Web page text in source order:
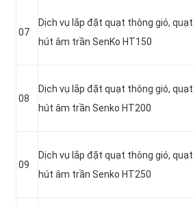
07
Dịch vụ lắp đặt quạt thông gió, quạt
hút âm trần SenKo HT150
08
Dịch vụ lắp đặt quạt thông gió, quạt
hút âm trần Senko HT200
09
Dịch vụ lắp đặt quạt thông gió, quạt
hút âm trần Senko HT250